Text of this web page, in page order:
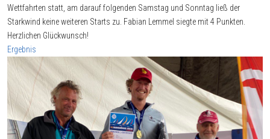
Wettfahrten statt, am darauf folgenden Samstag und Sonntag ließ der
Starkwind keine weiteren Starts zu. Fabian Lemmel siegte mit 4 Punkten.
Herzlichen Glückwunsch!
Ergebnis